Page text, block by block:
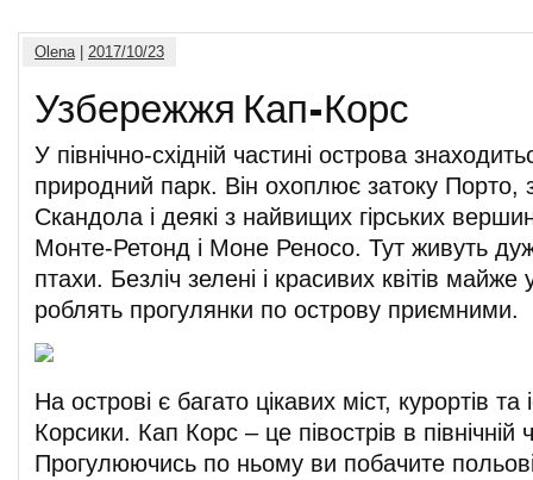
Olena| 2017/10/23
Узбережжя Кап-Корс
У північно-східній частині острова
природний парк. Він охоплює затоку Порто,
Скандола і деякі з найвищих гірських
Монте-Ретонд і Моне Реносо. Тут живуть
птахи. Безліч зелені і красивих квітів майже
роблять прогулянки по острову приємними.
На острові є багато цікавих міст, курортів та
Корсики. Кап Корс – це півострів в північній
Прогулюючись по ньому ви побачите польові